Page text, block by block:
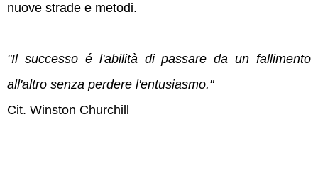
nuove strade e metodi.
"Il successo é l'abilità di passare da un fallimento
all'altro senza perdere l'entusiasmo."
Cit. Winston Churchill